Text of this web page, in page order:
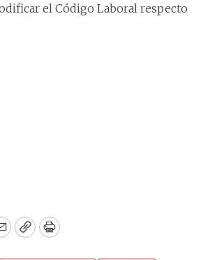
el Código Laboral respecto
EmailCopyPrint